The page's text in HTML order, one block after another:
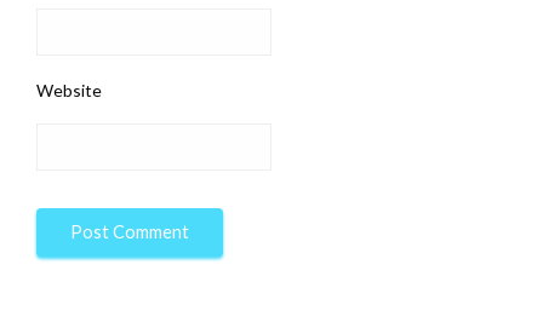
Website